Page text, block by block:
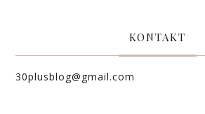
KONTAKT
30plusblog@gmail.com